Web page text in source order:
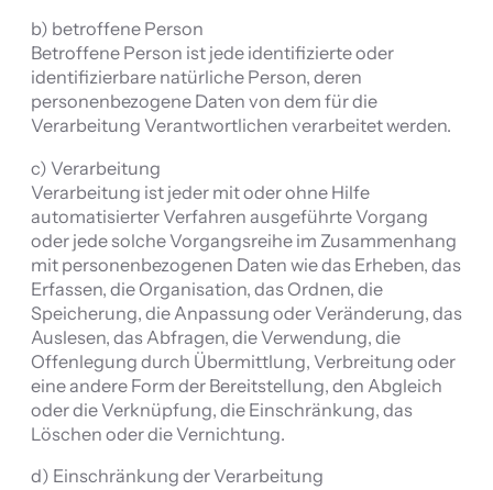
b) betroffene Person
Betroffene Person ist jede identifizierte oder
identifizierbare natürliche Person, deren
personenbezogene Daten von dem für die
Verarbeitung Verantwortlichen verarbeitet werden.
c) Verarbeitung
Verarbeitung ist jeder mit oder ohne Hilfe
automatisierter Verfahren ausgeführte Vorgang
oder jede solche Vorgangsreihe im Zusammenhang
mit personenbezogenen Daten wie das Erheben, das
Erfassen, die Organisation, das Ordnen, die
Speicherung, die Anpassung oder Veränderung, das
Auslesen, das Abfragen, die Verwendung, die
Offenlegung durch Übermittlung, Verbreitung oder
eine andere Form der Bereitstellung, den Abgleich
oder die Verknüpfung, die Einschränkung, das
Löschen oder die Vernichtung.
d) Einschränkung der Verarbeitung